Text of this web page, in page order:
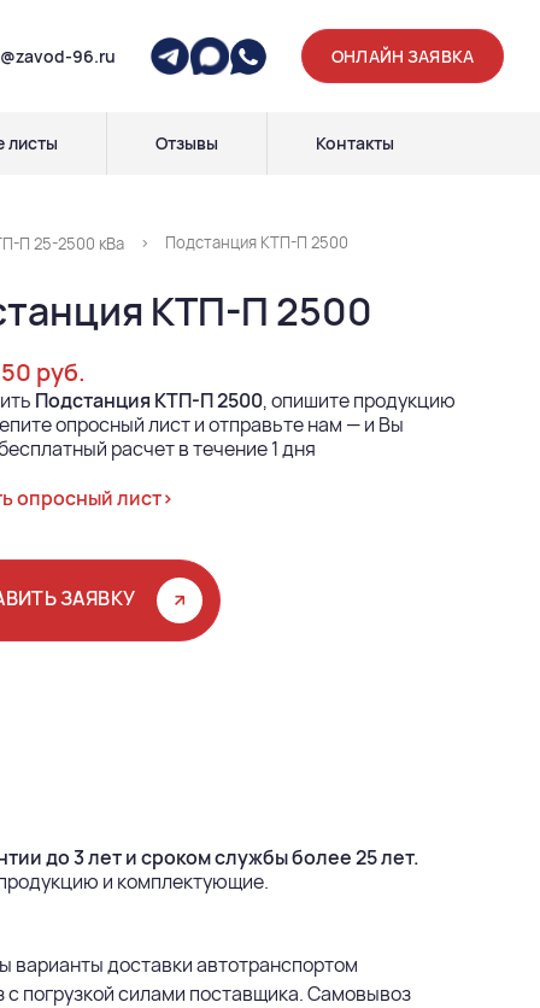
96.ru ОНЛАЙН ЗАЯВКА
листы Отзывы Контакты
П 25-2500 кВа Подстанция КТП-П 2500
КТП-П 2500
руб.
Подстанция КТП-П 2500, опишите продукцию
опросный лист и отправьте нам — и Вы
расчет в течение 1 дня
опросный лист>
ЗАЯВКУ
до 3 лет и сроком службы более 25 лет.
и комплектующие.
доставки автотранспортом
погрузкой силами поставщика. Самовывоз